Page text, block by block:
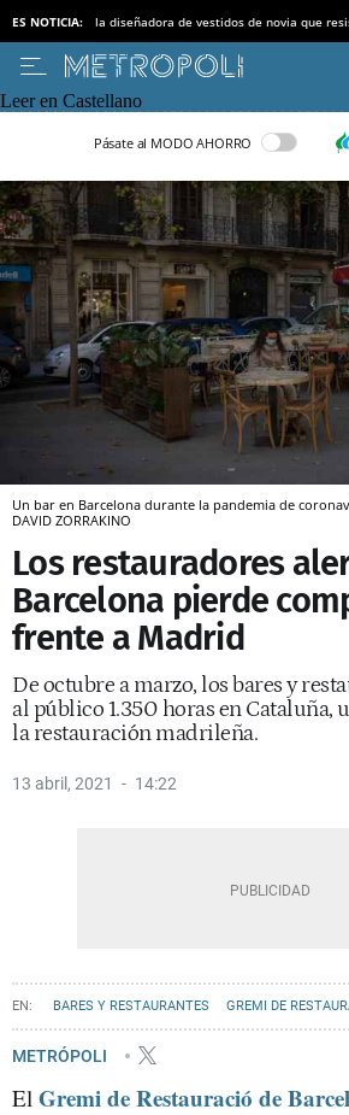
ES NOTICIA: la diseñadora de vestidos de novia que
Leer en Castellano
Pásate al MODO AHORRO
Un bar en Barcelona durante la pandemia de
DAVID ZORRAKINO
Los restauradores
Barcelona pierde
frente a Madrid
De octubre a marzo, los bares y
al público 1.350 horas en Cataluña,
la restauración madrileña.
13 abril, 2021 14:22
BARES Y RESTAURANTES GREMI DE
METRÓPOLI
El Gremi de Restauració de